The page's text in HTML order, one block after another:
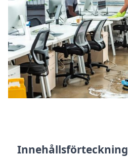
Innehållsförteckning